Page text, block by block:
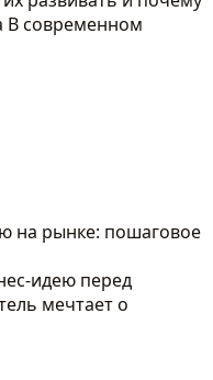
В современном
на рынке: пошаговое
идею перед
мечтает о